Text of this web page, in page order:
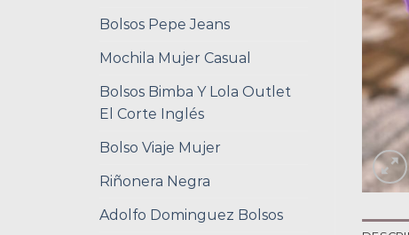
Bolsos Pepe Jeans
Mochila Mujer Casual
Bolsos Bimba Y Lola Outlet
El Corte Inglés
Bolso Viaje Mujer
Riñonera Negra
Adolfo Dominguez Bolsos